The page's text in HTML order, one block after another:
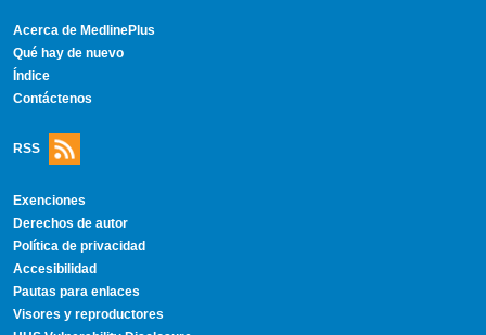
Acerca de MedlinePlus
Qué hay de nuevo
Índice
Contáctenos
RSS
Exenciones
Derechos de autor
Política de privacidad
Accesibilidad
Pautas para enlaces
Visores y reproductores